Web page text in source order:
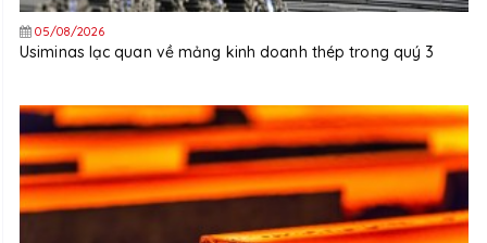
05/08/2026
Usiminas lạc quan về mảng kinh doanh thép trong quý 3